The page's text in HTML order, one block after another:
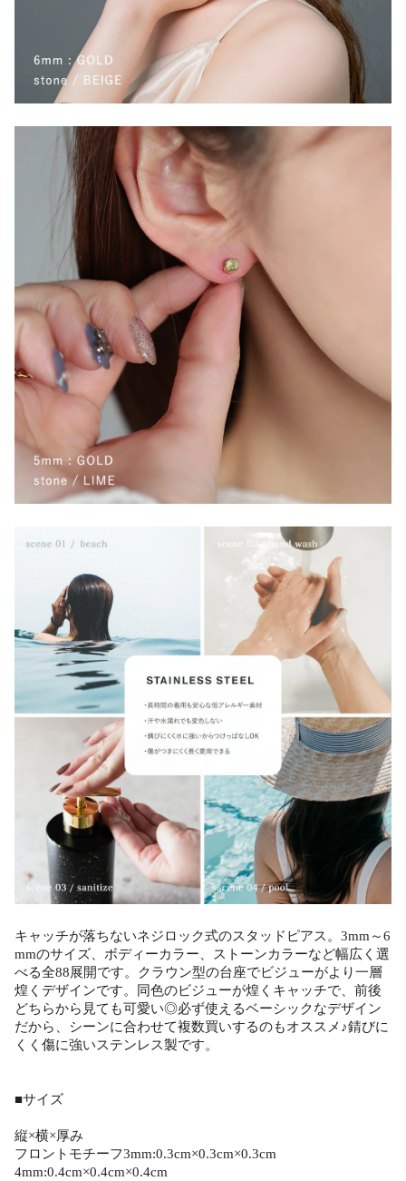
キャッチが落ちないネジロック式のスタッドピアス。3mm～6
mmのサイズ、ボディーカラー、ストーンカラーなど幅広く選
べる全88展開です。クラウン型の台座でビジューがより一層
煌くデザインです。同色のビジューが煌くキャッチで、前後
どちらから見ても可愛い◎必ず使えるベーシックなデザイン
だから、シーンに合わせて複数買いするのもオススメ♪錆びに
くく傷に強いステンレス製です。
■サイズ
縦×横×厚み
フロントモチーフ3mm:0.3cm×0.3cm×0.3cm
4mm:0.4cm×0.4cm×0.4cm